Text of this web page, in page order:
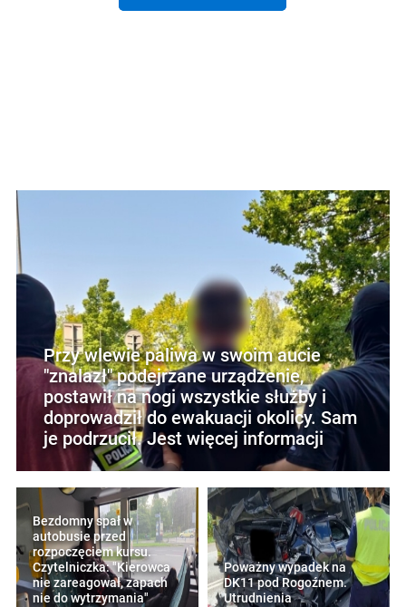
Przy wlewie paliwa w swoim aucie
"znalazł" podejrzane urządzenie,
postawił na nogi wszystkie służby i
doprowadził do ewakuacji okolicy. Sam
je podrzucił. Jest więcej informacji
Bezdomny spał w
autobusie przed
rozpoczęciem kursu.
Czytelniczka: "Kierowca
nie zareagował, zapach
nie do wytrzymania"
Poważny wypadek na
DK11 pod Rogoźnem.
Utrudnienia